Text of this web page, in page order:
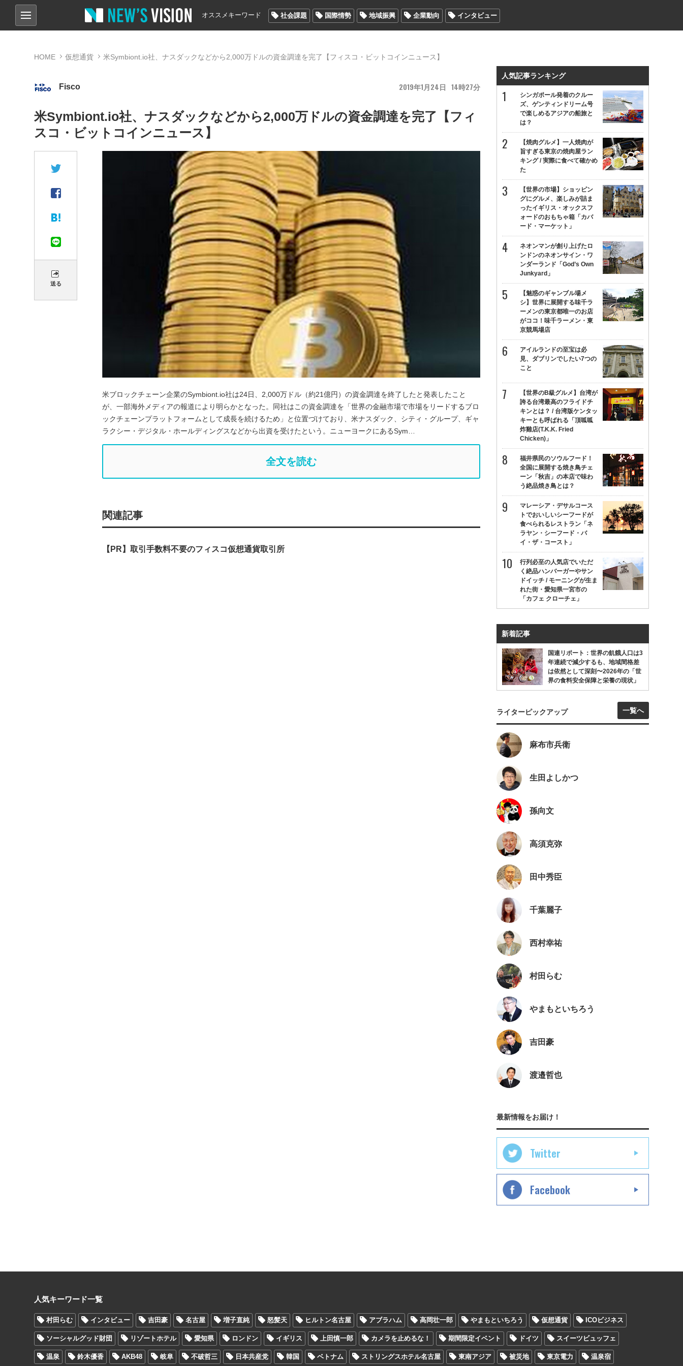
オススメキーワード 社会課題 国際情勢 地域振興 企業動向 インタビュー
HOME 仮想通貨 米Symbiont.io社、ナスダックなどから2,000万ドルの資金調達を完了【フィスコ・ビットコインニュース】
Fisco 2019 1 24 14 27
米Symbiont.io社、ナスダックなどから2,000万ドルの資金調達を完了【フィ
スコ・ビットコインニュース】
送る
米ブロックチェーン企業のSymbiont.io社は24日、2,000万ドル（約21億円）の資金調達を終了したと発表したこと
が、一部海外メディアの報道により明らかとなった。同社はこの資金調達を「世界の金融市場で市場をリードするブロ
ックチェーンプラットフォームとして成長を続けるため」と位置づけており、米ナスダック、シティ・グループ、ギャ
ラクシー・デジタル・ホールディングスなどから出資を受けたという。ニューヨークにあるSym…
全文を読む
関連記事
【PR】取引手数料不要のフィスコ仮想通貨取引所
人気記事ランキング
シンガポール発着のクルー
ズ、ゲンティンドリーム号
で楽しめるアジアの船旅と
は？
【焼肉グルメ】一人焼肉が
旨すぎる東京の焼肉屋ラン
キング / 実際に食べて確かめ
た
【世界の市場】ショッピン
グにグルメ、楽しみが詰ま
ったイギリス・オックスフ
ォードのおもちゃ箱「カバ
ード・マーケット」
ネオンマンが創り上げたロ
ンドンのネオンサイン・ワ
ンダーランド「God’s Own
Junkyard」
【魅惑のギャンブル場メ
シ】世界に展開する味千ラ
ーメンの東京都唯一のお店
がココ！味千ラーメン・東
京競馬場店
アイルランドの至宝は必
見、ダブリンでしたい7つの
こと
【世界のB級グルメ】台湾が
誇る台湾最高のフライドチ
キンとは？ / 台湾版ケンタッ
キーとも呼ばれる「頂呱呱
炸雞店(T.K.K. Fried
Chicken)」
福井県民のソウルフード！
全国に展開する焼き鳥チェ
ーン「秋吉」の本店で味わ
う絶品焼き鳥とは？
マレーシア・デサルコース
トでおいしいシーフードが
食べられるレストラン「ネ
ラヤン・シーフード・バ
イ・ザ・コースト」
行列必至の人気店でいただ
く絶品ハンバーガーやサン
ドイッチ / モーニングが生ま
れた街・愛知県一宮市の
「カフェ クローチェ」
新着記事
国連リポート：世界の飢餓人口は3
年連続で減少するも、地域間格差
は依然として深刻〜2026年の「世
界の食料安全保障と栄養の現状」
ライターピックアップ 一覧へ
麻布市兵衛
生田よしかつ
孫向文
高須克弥
田中秀臣
千葉麗子
西村幸祐
村田らむ
やまもといちろう
吉田豪
渡邉哲也
最新情報をお届け！
Twitter
Facebook
人気キーワード一覧
村田らむ インタビュー 吉田豪 名古屋 増子直純 怒髪天 ヒルトン名古屋 アブラハム 高岡壮一郎 やまもといちろう 仮想通貨 ICOビジネス
ソーシャルグッド財団 リゾートホテル 愛知県 ロンドン イギリス 上田慎一郎 カメラを止めるな！ 期間限定イベント ドイツ スイーツビュッフェ
温泉 鈴木優香 AKB48 岐阜 不破哲三 日本共産党 韓国 ベトナム ストリングスホテル名古屋 東南アジア 被災地 東京電力 温泉宿